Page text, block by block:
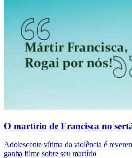
O martírio de Francisca no
Adolescente vítima da violência é
ganha filme sobre seu martírio